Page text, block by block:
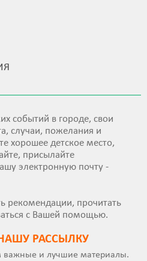
событий в городе, свои
случаи, пожелания и
хорошее детское место,
присылайте
электронную почту -
рекомендации, прочитать
с Вашей помощью.
РАССЫЛКУ
и лучшие материалы.